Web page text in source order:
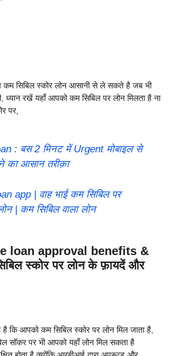
सिबिल स्कोर लोन आसानी से ले सकते है जब भी
ध्यान रखें यहाँ आपको कम सिबिल पर लोन मिलता है ना
पर,
: बस 2 मिनट में Urgent मोबाइल से
का आसान तरीक़ा
app | वाह भाई कम सिबिल पर
| कम सिबिल वाला लोन
loan approval benefits &
स्कोर पर लोन के फ़ायदें और
है कि आपको कम सिबिल स्कोर पर लोन मिल जाता है,
सॉकर पर भी आपको यहाँ लोन मिल सकता है